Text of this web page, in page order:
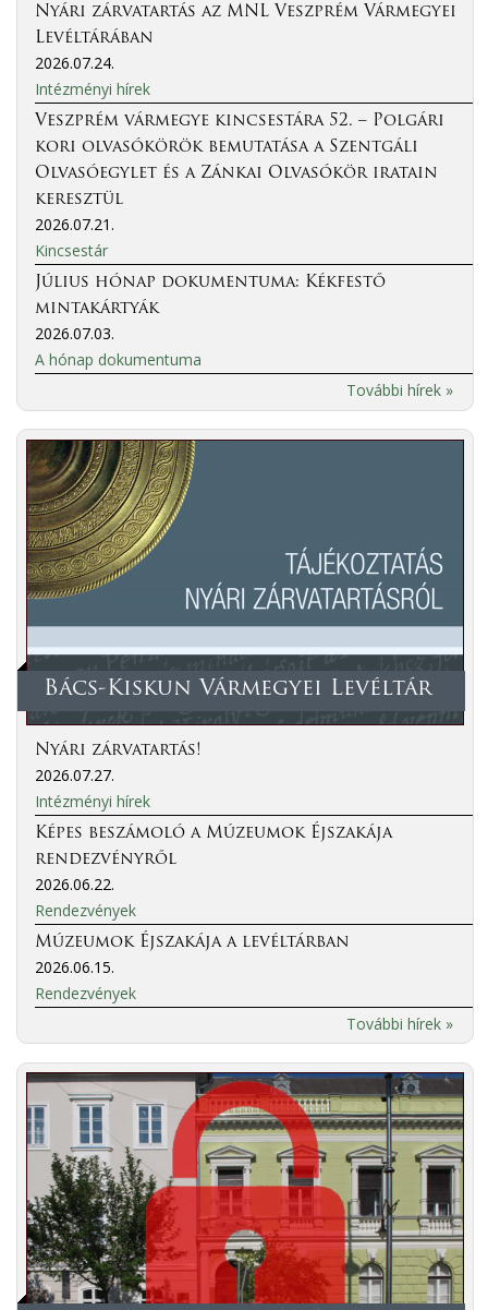
Nyári zárvatartás az MNL Veszprém Vármegyei
Levéltárában
2026.07.24.
Intézményi hírek
Veszprém vármegye kincsestára 52. – Polgári
kori olvasókörök bemutatása a Szentgáli
Olvasóegylet és a Zánkai Olvasókör iratain
keresztül
2026.07.21.
Kincsestár
Július hónap dokumentuma: Kékfestő
mintakártyák
2026.07.03.
A hónap dokumentuma
További hírek »
Bács-Kiskun Vármegyei Levéltár
Nyári zárvatartás!
2026.07.27.
Intézményi hírek
Képes beszámoló a Múzeumok Éjszakája
rendezvényről
2026.06.22.
Rendezvények
Múzeumok Éjszakája a levéltárban
2026.06.15.
Rendezvények
További hírek »